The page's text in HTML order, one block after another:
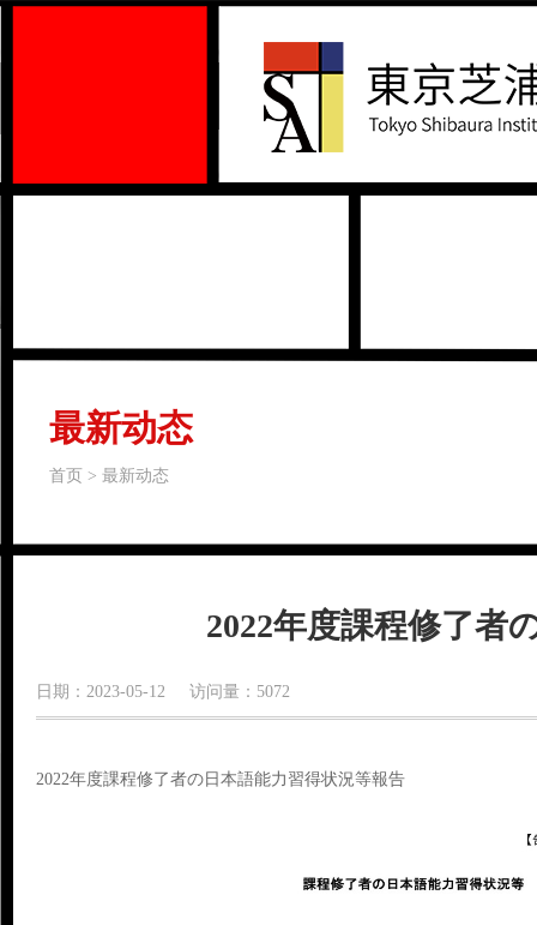
最新动态
首页 > 最新动态
2022年度課程修了者
日期：2023-05-12 访问量：5072
2022年度課程修了者の日本語能力習得状況等報告